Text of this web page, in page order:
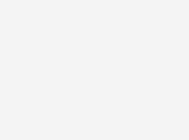
Sie regelmäßig von uns
und Neuigkeiten, gebündelt und
bin ich damit einverstanden, über